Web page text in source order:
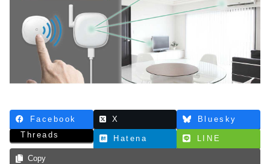
Facebook X
Bluesky
Threads
Hatena LINE
Copy